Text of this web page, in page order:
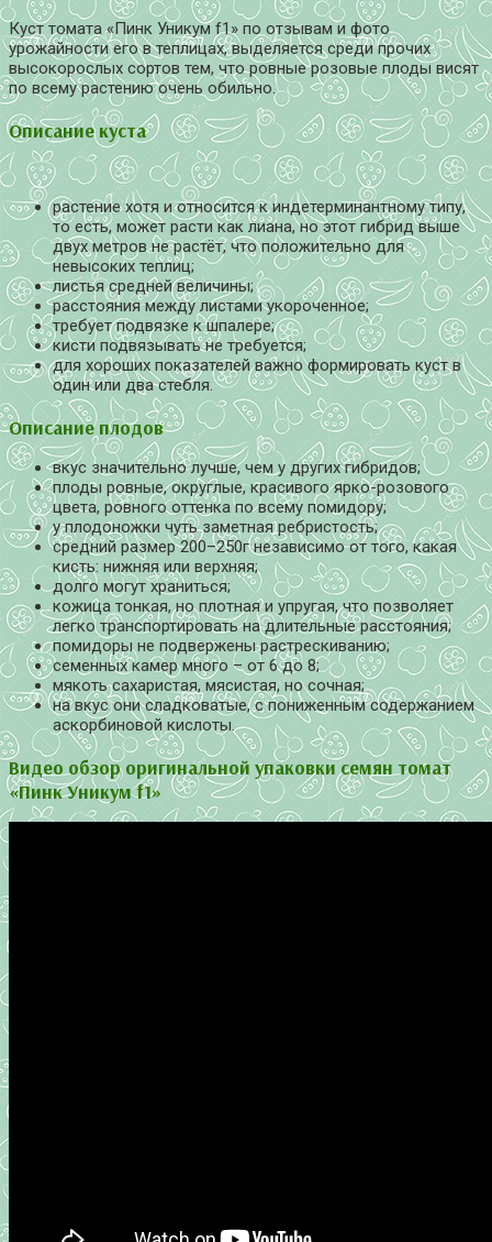
Куст томата «Пинк Уникум f1» по отзывам и фото
урожайности его в теплицах, выделяется среди прочих
высокорослых сортов тем, что ровные розовые плоды висят
по всему растению очень обильно.
Описание куста
растение хотя и относится к индетерминантному типу,
то есть, может расти как лиана, но этот гибрид выше
двух метров не растёт, что положительно для
невысоких теплиц;
листья средней величины;
расстояния между листами укороченное;
требует подвязке к шпалере;
кисти подвязывать не требуется;
для хороших показателей важно формировать куст в
один или два стебля.
Описание плодов
вкус значительно лучше, чем у других гибридов;
плоды ровные, округлые, красивого ярко-розового
цвета, ровного оттенка по всему помидору;
у плодоножки чуть заметная ребристость;
средний размер 200–250г независимо от того, какая
кисть: нижняя или верхняя;
долго могут храниться;
кожица тонкая, но плотная и упругая, что позволяет
легко транспортировать на длительные расстояния;
помидоры не подвержены растрескиванию;
семенных камер много – от 6 до 8;
мякоть сахаристая, мясистая, но сочная;
на вкус они сладковатые, с пониженным содержанием
аскорбиновой кислоты.
Видео обзор оригинальной упаковки семян томат
«Пинк Уникум f1»